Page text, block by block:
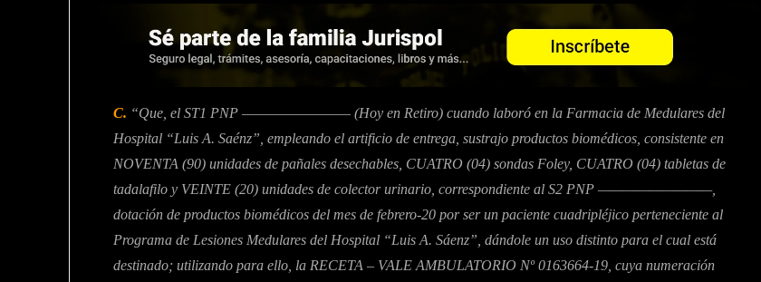
C. “Que, el ST1 PNP ————————– (Hoy en Retiro) cuando laboró en la Farmacia de Medulares del
Hospital “Luis A. Saénz”, empleando el artificio de entrega, sustrajo productos biomédicos, consistente en
NOVENTA (90) unidades de pañales desechables, CUATRO (04) sondas Foley, CUATRO (04) tabletas de
tadalafilo y VEINTE (20) unidades de colector urinario, correspondiente al S2 PNP —————————,
dotación de productos biomédicos del mes de febrero-20 por ser un paciente cuadripléjico perteneciente al
Programa de Lesiones Medulares del Hospital “Luis A. Sáenz”, dándole un uso distinto para el cual está
destinado; utilizando para ello, la RECETA – VALE AMBULATORIO Nº 0163664-19, cuya numeración